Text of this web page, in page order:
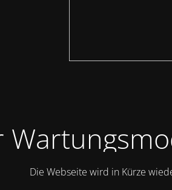
Die Webseite wird in Kürze